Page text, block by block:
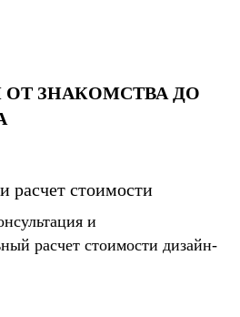
ЗНАКОМСТВА ДО
расчет стоимости
и
расчет стоимости дизайн-